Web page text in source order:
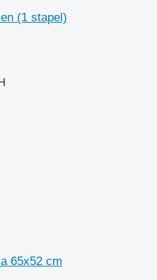
(1 stapel)
65x52 cm